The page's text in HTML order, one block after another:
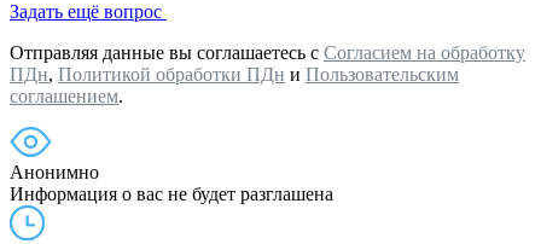
Задать ещё вопрос
Отправляя данные вы соглашаетесь с Согласием на обработку
ПДн, Политикой обработки ПДн и Пользовательским
соглашением.
Анонимно
Информация о вас не будет разглашена